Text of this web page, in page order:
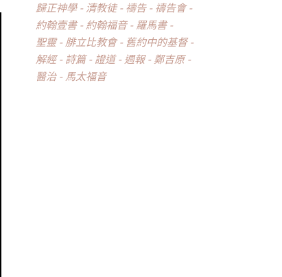
歸正神學
清教徒 禱告
禱告會
約翰壹書
約翰福音
羅馬書
聖靈
腓立比教會
舊約中的基督
解經
詩篇 證道 週報
鄭吉原
醫治
馬太福音